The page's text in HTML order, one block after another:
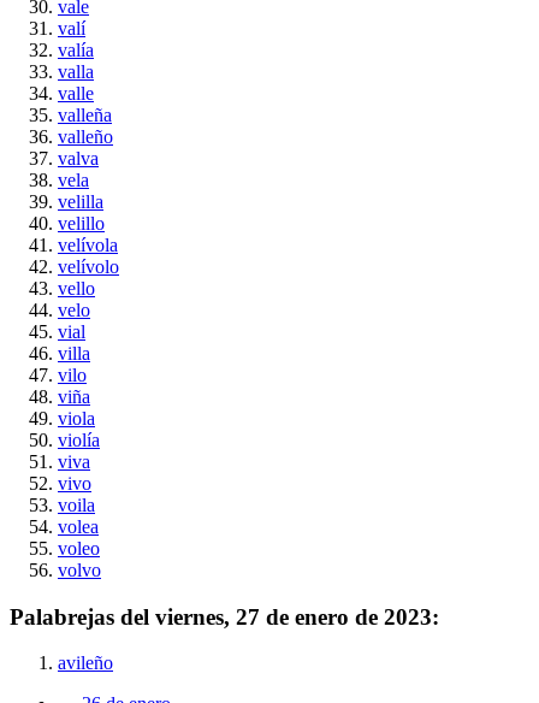
vale
valí
valía
valla
valle
valleña
valleño
valva
vela
velilla
velillo
velívola
velívolo
vello
velo
vial
villa
vilo
viña
viola
violía
viva
vivo
voila
volea
voleo
volvo
Palabrejas del viernes, 27 de enero de 2023:
avileño